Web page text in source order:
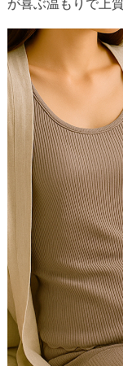
が喜ぶ温もりで上